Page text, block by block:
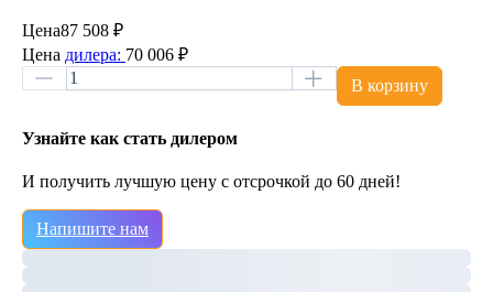
Цена87 508 ₽
Цена дилера: 70 006 ₽
В корзину
Узнайте как стать дилером
И получить лучшую цену с отсрочкой до 60 дней!
Напишите нам